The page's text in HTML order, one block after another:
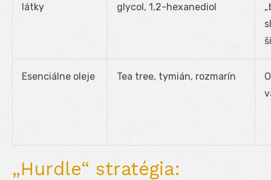
látky
glycol, 1,2-hexanediol
Esenciálne oleje Tea tree, tymián, rozmarín
„Hurdle“ stratégia: